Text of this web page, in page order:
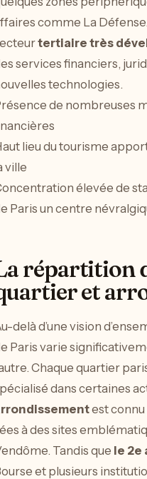
comme La
tertiaire très
services financiers,
technologies.
de nombreuses
lieu du tourisme
ville
élevée de
Paris un centre
répartition
et
delà d’une vision
Paris varie
Chaque quartier
dans certaines
est connu
à des sites
Tandis que le 2e
et plusieurs